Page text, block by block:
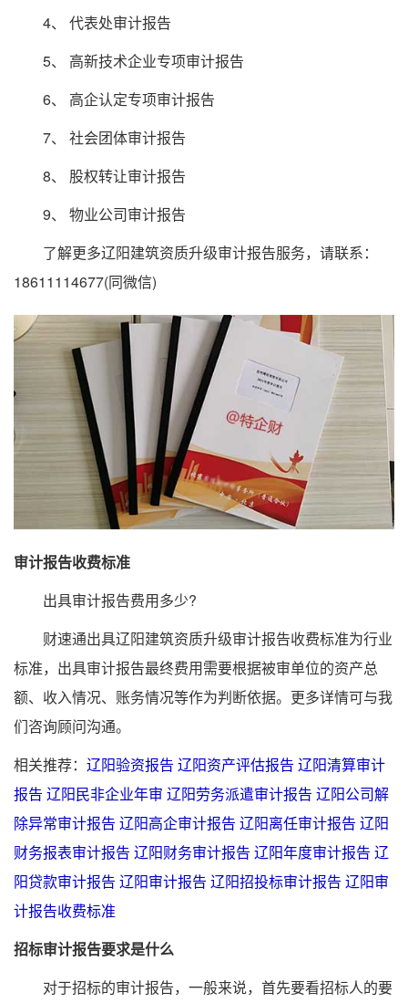
4、 代表处审计报告
5、 高新技术企业专项审计报告
6、 高企认定专项审计报告
7、 社会团体审计报告
8、 股权转让审计报告
9、 物业公司审计报告
了解更多辽阳建筑资质升级审计报告服务，请联系：
18611114677(同微信)
审计报告收费标准
出具审计报告费用多少?
财速通出具辽阳建筑资质升级审计报告收费标准为行业
标准，出具审计报告最终费用需要根据被审单位的资产总
额、收入情况、账务情况等作为判断依据。更多详情可与我
们咨询顾问沟通。
相关推荐： 辽阳验资报告 辽阳资产评估报告 辽阳清算审计
报告 辽阳民非企业年审 辽阳劳务派遣审计报告 辽阳公司解
除异常审计报告 辽阳高企审计报告 辽阳离任审计报告 辽阳
财务报表审计报告 辽阳财务审计报告 辽阳年度审计报告 辽
阳贷款审计报告 辽阳审计报告 辽阳招投标审计报告 辽阳审
计报告收费标准
招标审计报告要求是什么
对于招标的审计报告，一般来说，首先要看招标人的要